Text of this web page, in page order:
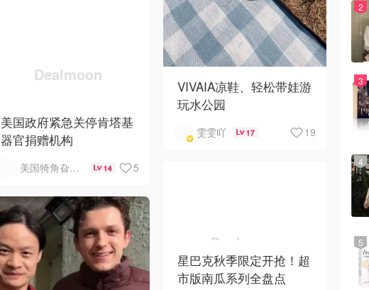
VIVAIA凉鞋、轻松带娃游
玩水公园
雯雯吖 17 19
美国政府紧急关停肯塔基
器官捐赠机构
美国犄角旮旯新鲜事 14 5
星巴克秋季限定开抢！超
市版南瓜系列全盘点